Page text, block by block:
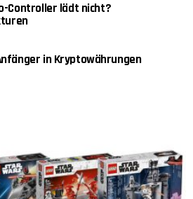
Controller lädt nicht?
in Kryptowährungen